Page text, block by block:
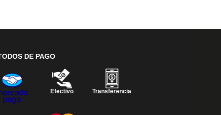
DE PAGO
Efectivo Transferencia